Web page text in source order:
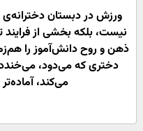
ورزش در دبستان دخترانه‌ی
نیست، بلکه بخشی از
ذهن و روح دانش‌آموز را
دختری که می‌دود،
می‌کند،